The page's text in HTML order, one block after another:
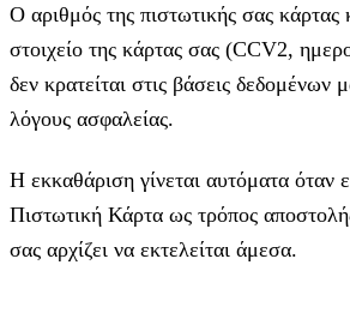
Ο αριθμός της πιστωτικής σας κάρτας
στοιχείο της κάρτας σας (CCV2,
δεν κρατείται στις βάσεις δεδομένων
λόγους ασφαλείας.
Η εκκαθάριση γίνεται αυτόματα όταν
Πιστωτική Κάρτα ως τρόπος
σας αρχίζει να εκτελείται άμεσα.